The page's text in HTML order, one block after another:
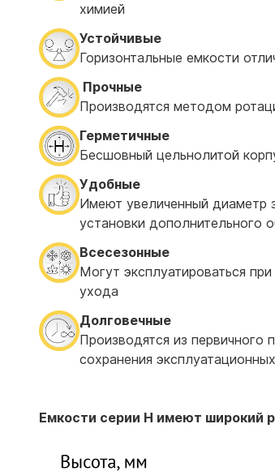
химией
Устойчивые
Горизонтальные емкости
Прочные
Производятся методом
Герметичные
Бесшовный цельнолитой
Удобные
Имеют увеличенный диаметр
установки дополнительного
Всесезонные
Могут эксплуатироваться
ухода
Долговечные
Производятся из
сохранения
Емкости серии H имеют широкий